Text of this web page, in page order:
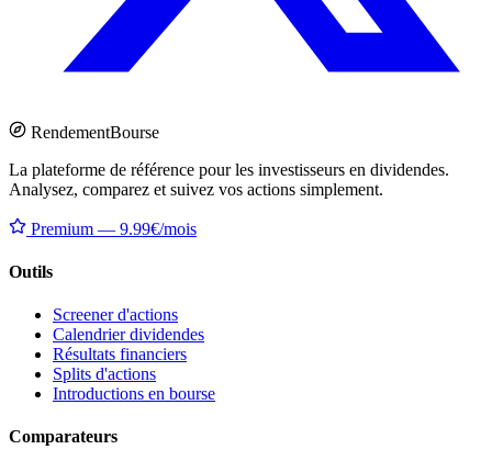
RendementBourse
La plateforme de référence pour les investisseurs en dividendes.
Analysez, comparez et suivez vos actions simplement.
Premium — 9.99€/mois
Outils
Screener d'actions
Calendrier dividendes
Résultats financiers
Splits d'actions
Introductions en bourse
Comparateurs